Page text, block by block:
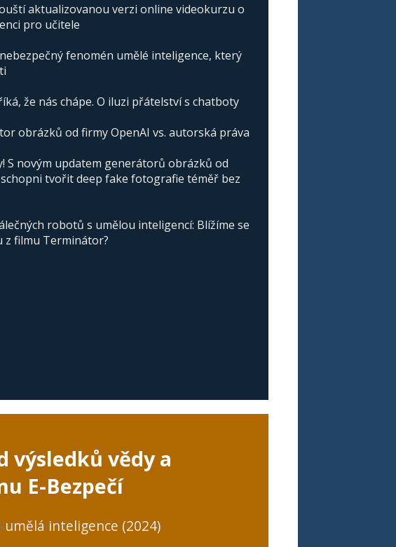
aktualizovanou verzi online videokurzu o
pro učitele
fenomén umělé inteligence, který
že nás chápe. O iluzi přátelství s chatboty
obrázků od firmy OpenAI vs. autorská práva
S novým updatem generátorů obrázků od
tvořit deep fake fotografie téměř bez
robotů s umělou inteligencí: Blížíme se
z filmu Terminátor?
výsledků vědy a
E-Bezpečí
umělá inteligence (2024)